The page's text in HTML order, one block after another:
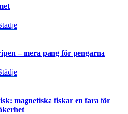
– mera pang för pengarna
magnetiska fiskar en fara för